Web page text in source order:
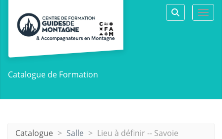
Catalogue de Formation
Catalogue Salle Lieu à définir -- Savoie